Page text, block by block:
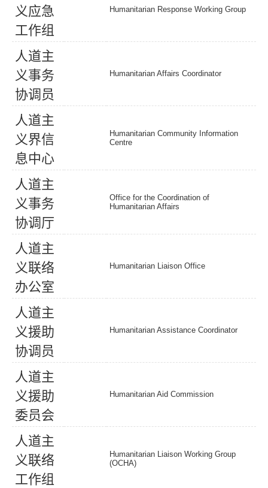
义应急
工作组
Humanitarian Response Working Group
人道主
义事务
协调 员
Humanitarian Affairs Coordinator
人道主
义界信
息中心
Humanitarian Community Information
Centre
人道主
义事务
协调厅
Office for the Coordination of
Humanitarian Affairs
人道主
义联络
办公室
Humanitarian Liaison Office
人道主
义援助
协调 员
Humanitarian Assistance Coordinator
人道主
义援助
委员会
Humanitarian Aid Commission
人道主
义联络
工作组
Humanitarian Liaison Working Group
(OCHA)